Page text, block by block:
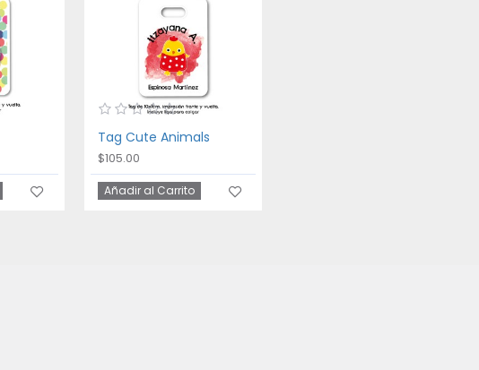
Tag Cute Animals
$105.00
Añadir al Carrito